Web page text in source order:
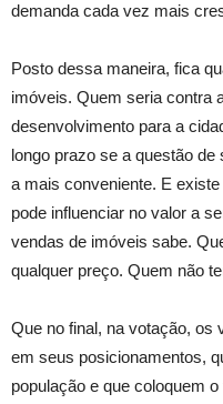
demanda cada vez mais
Posto dessa maneira, fica
imóveis. Quem seria contra
desenvolvimento para a
longo prazo se a questão
a mais conveniente. E
pode influenciar no valor a
vendas de imóveis sabe.
qualquer preço. Quem não
Que no final, na votação, os
em seus posicionamentos,
população e que coloquem